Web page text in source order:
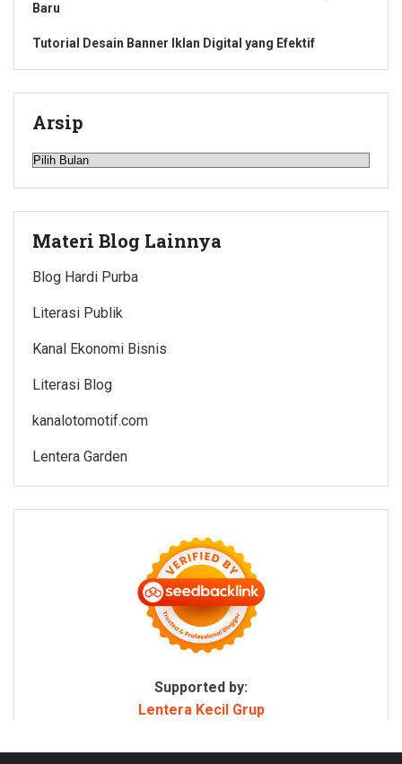
Baru
Tutorial Desain Banner Iklan Digital yang Efektif
Arsip
Arsip
Materi Blog Lainnya
Blog Hardi Purba
Literasi Publik
Kanal Ekonomi Bisnis
Literasi Blog
kanalotomotif.com
Lentera Garden
Supported by:
Lentera Kecil Grup